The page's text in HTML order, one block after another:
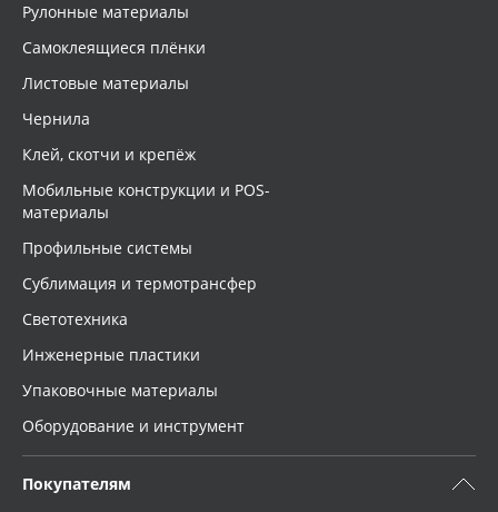
Рулонные материалы
Самоклеящиеся плёнки
Листовые материалы
Чернила
Клей, скотчи и крепёж
Мобильные конструкции и POS-
материалы
Профильные системы
Сублимация и термотрансфер
Светотехника
Инженерные пластики
Упаковочные материалы
Оборудование и инструмент
Покупателям